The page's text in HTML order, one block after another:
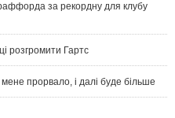
за рекордну для клубу
розгромити Гартс
прорвало, і далі буде більше